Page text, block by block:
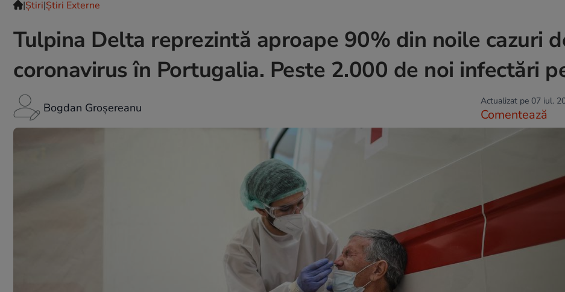
|Ştiri|Știri Externe
Tulpina Delta reprezintă aproape 90% din noile cazuri
coronavirus în Portugalia. Peste 2.000 de noi infectări
Bogdan Groșereanu Actualizat pe 07 iul.
Comentează